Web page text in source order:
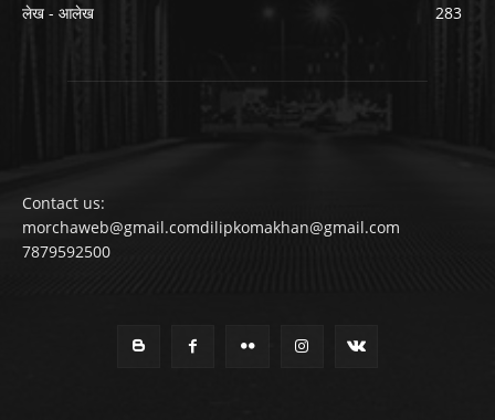
लेख - आलेख
283
Contact us:
morchaweb@gmail.comdilipkomakhan@gmail.com
7879592500